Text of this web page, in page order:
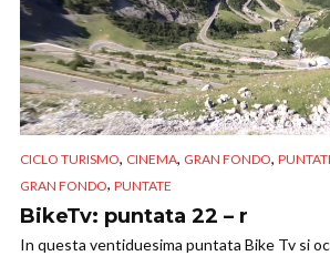
CICLO TURISMO, CINEMA, GRAN FONDO,
GRAN FONDO, PUNTATE
BikeTv: puntata 22 – r
In questa ventiduesima puntata Bike Tv si